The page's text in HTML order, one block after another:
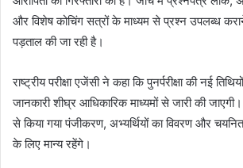
और विशेष कोचिंग सत्रों के माध्यम से प्रश्न उपलब्ध
पड़ताल की जा रही है।
राष्ट्रीय परीक्षा एजेंसी ने कहा कि पुनर्परीक्षा की नई
जानकारी शीघ्र आधिकारिक माध्यमों से जारी की
से किया गया पंजीकरण, अभ्यर्थियों का विवरण और चयनित
के लिए मान्य रहेंगे।